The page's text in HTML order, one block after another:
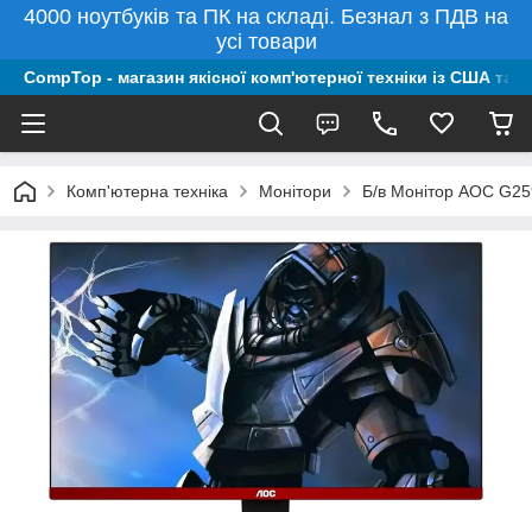
4000 ноутбуків та ПК на складі. Безнал з ПДВ на
усі товари
CompTop - магазин якісної комп'ютерної техніки із США та
Комп'ютерна техніка Монітори Б/в Монітор AOC